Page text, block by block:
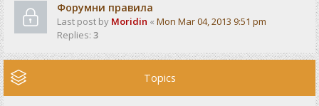
Форумни правила
Last post by Moridin « Mon Mar 04, 2013 9:51 pm
Replies: 3
Topics